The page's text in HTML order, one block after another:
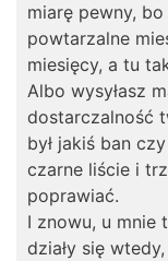
miarę pewny,
powtarzalne
miesięcy, a tu
Albo wysyłasz
dostarczalność
był jakiś ban
czarne liście i
poprawiać.
I znowu, u mnie
działy się